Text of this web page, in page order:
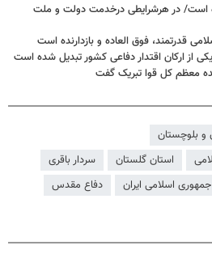
است/ در هرشرایطی درخدمت دولت و ملت
قدرتمند، فوق العاده و بازدارنده است
از ارکان اقتدار دفاعی کشور تبدیل شده است
معظم کل قوا تبریک گفت
بلوچستان
استان گلستان
سردار باقری
اسلامی ایران
دفاع مقدس